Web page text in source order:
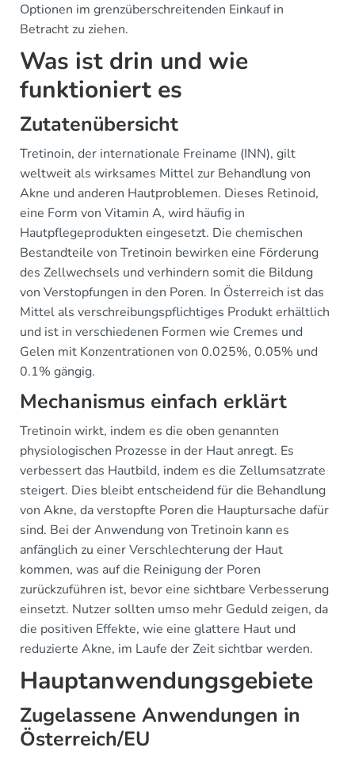
Optionen im grenzüberschreitenden Einkauf in
Betracht zu ziehen.
Was ist drin und wie
funktioniert es
Zutatenübersicht
Tretinoin, der internationale Freiname (INN), gilt
weltweit als wirksames Mittel zur Behandlung von
Akne und anderen Hautproblemen. Dieses Retinoid,
eine Form von Vitamin A, wird häufig in
Hautpflegeprodukten eingesetzt. Die chemischen
Bestandteile von Tretinoin bewirken eine Förderung
des Zellwechsels und verhindern somit die Bildung
von Verstopfungen in den Poren. In Österreich ist das
Mittel als verschreibungspflichtiges Produkt erhältlich
und ist in verschiedenen Formen wie Cremes und
Gelen mit Konzentrationen von 0.025%, 0.05% und
0.1% gängig.
Mechanismus einfach erklärt
Tretinoin wirkt, indem es die oben genannten
physiologischen Prozesse in der Haut anregt. Es
verbessert das Hautbild, indem es die Zellumsatzrate
steigert. Dies bleibt entscheidend für die Behandlung
von Akne, da verstopfte Poren die Hauptursache dafür
sind. Bei der Anwendung von Tretinoin kann es
anfänglich zu einer Verschlechterung der Haut
kommen, was auf die Reinigung der Poren
zurückzuführen ist, bevor eine sichtbare Verbesserung
einsetzt. Nutzer sollten umso mehr Geduld zeigen, da
die positiven Effekte, wie eine glattere Haut und
reduzierte Akne, im Laufe der Zeit sichtbar werden.
Hauptanwendungsgebiete
Zugelassene Anwendungen in
Österreich/EU